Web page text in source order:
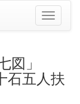
Toggle
」
石五人扶